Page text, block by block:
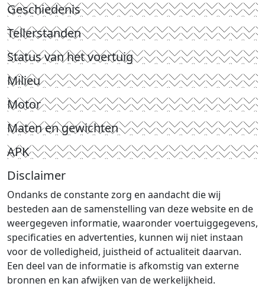
Geschiedenis
Tellerstanden
Status van het voertuig
Milieu
Motor
Maten en gewichten
APK
Disclaimer
Ondanks de constante zorg en aandacht die wij
besteden aan de samenstelling van deze website en de
weergegeven informatie, waaronder voertuiggegevens,
specificaties en advertenties, kunnen wij niet instaan
voor de volledigheid, juistheid of actualiteit daarvan.
Een deel van de informatie is afkomstig van externe
bronnen en kan afwijken van de werkelijkheid.